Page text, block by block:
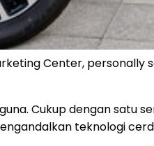
Center, personally
Cukup dengan satu
teknologi